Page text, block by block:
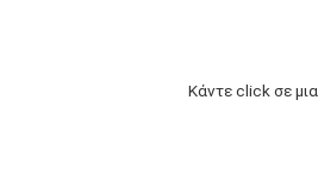
Κάντε click σε